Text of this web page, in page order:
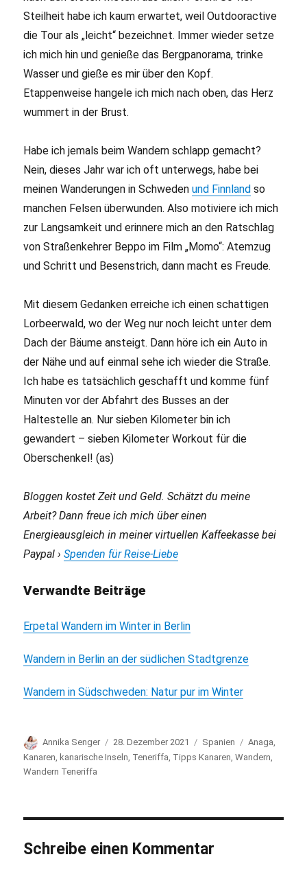
Steilheit habe ich kaum erwartet, weil Outdooractive
die Tour als „leicht“ bezeichnet. Immer wieder setze
ich mich hin und genieße das Bergpanorama, trinke
Wasser und gieße es mir über den Kopf.
Etappenweise hangele ich mich nach oben, das Herz
wummert in der Brust.
Habe ich jemals beim Wandern schlapp gemacht?
Nein, dieses Jahr war ich oft unterwegs, habe bei
meinen Wanderungen in Schwedenund Finnland so
manchen Felsen überwunden. Also motiviere ich mich
zur Langsamkeit und erinnere mich an den Ratschlag
von Straßenkehrer Beppo im Film „Momo“: Atemzug
und Schritt und Besenstrich, dann macht es Freude.
Mit diesem Gedanken erreiche ich einen schattigen
Lorbeerwald, wo der Weg nur noch leicht unter dem
Dach der Bäume ansteigt. Dann höre ich ein Auto in
der Nähe und auf einmal sehe ich wieder die Straße.
Ich habe es tatsächlich geschafft und komme fünf
Minuten vor der Abfahrt des Busses an der
Haltestelle an. Nur sieben Kilometer bin ich
gewandert – sieben Kilometer Workout für die
Oberschenkel! (as)
Bloggen kostet Zeit und Geld. Schätzt du meine
Arbeit? Dann freue ich mich über einen
Energieausgleich in meiner virtuellen Kaffeekasse bei
Paypal ›Spenden für Reise-Liebe
Verwandte Beiträge
Erpetal Wandern im Winter in Berlin
Wandern in Berlin an der südlichen Stadtgrenze
Wandern in Südschweden: Natur pur im Winter
Autor
Annika Senger
Veröffentlicht
am
28. Dezember 2021 Kategorien
Spanien Schlagwörter
Anaga,
Kanaren ,kanarische Inseln Teneriffa Tipps Kanaren ,Wandern
Wandern Teneriffa
Schreibe einen Kommentar